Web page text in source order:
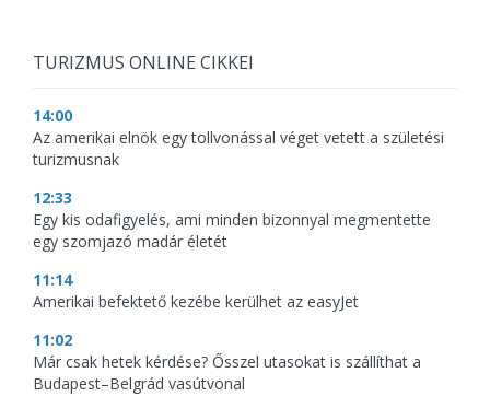
TURIZMUS ONLINE CIKKEI
14:00
Az amerikai elnök egy tollvonással véget vetett a születési
turizmusnak
12:33
Egy kis odafigyelés, ami minden bizonnyal megmentette
egy szomjazó madár életét
11:14
Amerikai befektető kezébe kerülhet az easyJet
11:02
Már csak hetek kérdése? Ősszel utasokat is szállíthat a
Budapest–Belgrád vasútvonal